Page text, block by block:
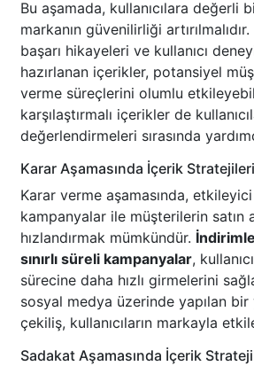
Bu aşamada, kullanıcılara değerli
markanın güvenilirliği
başarı hikayeleri ve kullanıcı
hazırlanan içerikler, potansiyel
verme süreçlerini olumlu
karşılaştırmalı içerikler de
değerlendirmeleri sırasında
Karar Aşamasında İçerik Stratejileri
Karar verme aşamasında,
kampanyalar ile müşterilerin satın
hızlandırmak mümkündür.
sınırlı süreli kampanyalar,
sürecine daha hızlı girmelerini
sosyal medya üzerinde yapılan bir
çekiliş, kullanıcıların markayla
Sadakat Aşamasında İçerik